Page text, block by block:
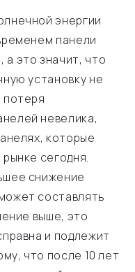
энергии
панели
это значит, что
установку не
невелика,
которые
сегодня.
снижение
составлять
выше, это
и подлежит
что после 10 лет